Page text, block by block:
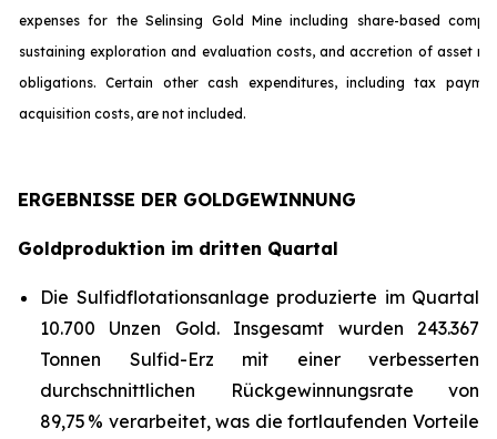
expenses for the Selinsing Gold Mine including share-based
sustaining exploration and evaluation costs, and accretion of asset
obligations. Certain other cash expenditures, including tax
acquisition costs, are not included.
ERGEBNISSE DER GOLDGEWINNUNG
Goldproduktion im dritten Quartal
Die Sulfidflotationsanlage produzierte im Quartal
10.700 Unzen Gold. Insgesamt wurden 243.367
Tonnen Sulfid-Erz mit einer verbesserten
durchschnittlichen Rückgewinnungsrate von
89,75 % verarbeitet, was die fortlaufenden Vorteile